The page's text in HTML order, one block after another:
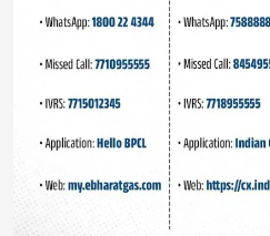
Save my name, email,
for the next time I comment.